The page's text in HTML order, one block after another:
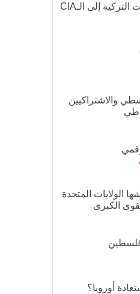
رسالة من الاستخبارات التركية إلى الـCIA
والاشتراكيين
الولايات المتحدة
الكبرى
أوروبا؟